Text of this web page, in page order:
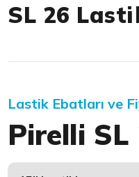
SL 26
Lastik Ebatları ve
Pirelli SL